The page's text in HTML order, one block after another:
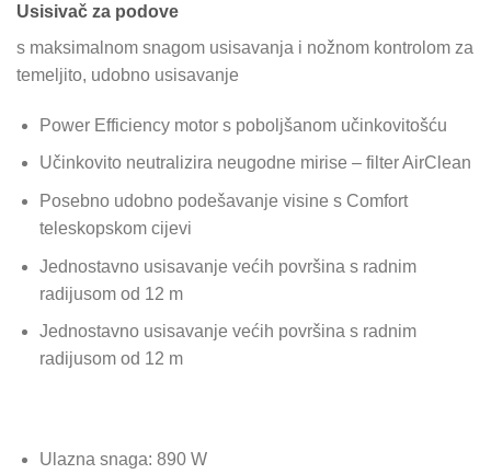
Usisivač za podove
s maksimalnom snagom usisavanja i nožnom kontrolom za
temeljito, udobno usisavanje
Power Efficiency motor s poboljšanom učinkovitošću
Učinkovito neutralizira neugodne mirise – filter AirClean
Posebno udobno podešavanje visine s Comfort
teleskopskom cijevi
Jednostavno usisavanje većih površina s radnim
radijusom od 12 m
Jednostavno usisavanje većih površina s radnim
radijusom od 12 m
Ulazna snaga: 890 W